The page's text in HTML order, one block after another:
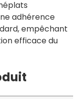
adhérence
empêchant
efficace du